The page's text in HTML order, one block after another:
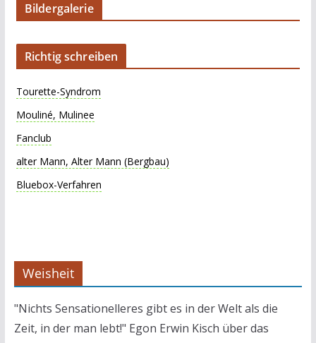
Bildergalerie
Richtig schreiben
Tourette-Syndrom
Mouliné, Mulinee
Fanclub
alter Mann, Alter Mann (Bergbau)
Bluebox-Verfahren
Weisheit
"Nichts Sensationelleres gibt es in der Welt als die
Zeit, in der man lebt!" Egon Erwin Kisch über das